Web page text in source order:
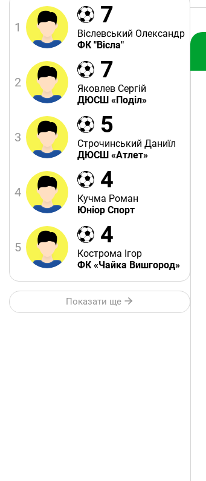
1 7
Віслевський Олександр
ФК "Вісла"
2 7
Яковлев Сергій
ДЮСШ «Поділ»
3 5
Строчинський Даниїл
ДЮСШ «Атлет»
4 4
Кучма Роман
Юніор Спорт
5 4
Кострома Ігор
ФК «Чайка Вишгород»
Показати ще